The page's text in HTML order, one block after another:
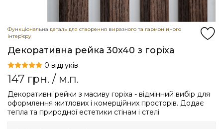
Функціональна деталь для створення виразного та гармонійного
інтер’єру
Декоративна рейка 30x40 з горіха
0 відгуків
147 грн. / м.п.
Декоративні рейки з масиву горіха - відмінний вибір для
оформлення житлових і комерційних просторів. Додає
тепла та природної естетики стінам і стелі